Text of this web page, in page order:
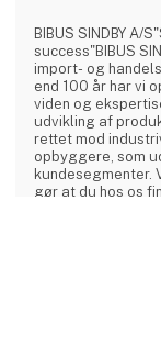
BIBUS SINDBY A/
success"BIBUS
import- og
end 100 år har vi
viden og
udvikling af
rettet mod
opbyggere, som
kundesegmenter.
gør at du hos os